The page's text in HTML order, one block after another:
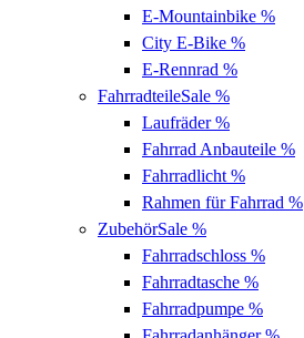
E-Mountainbike %
City E-Bike %
E-Rennrad %
FahrradteileSale %
Laufräder%
Fahrrad Anbauteile %
Fahrradlicht %
Rahmen für Fahrrad %
ZubehörSale %
Fahrradschloss %
Fahrradtasche %
Fahrradpumpe %